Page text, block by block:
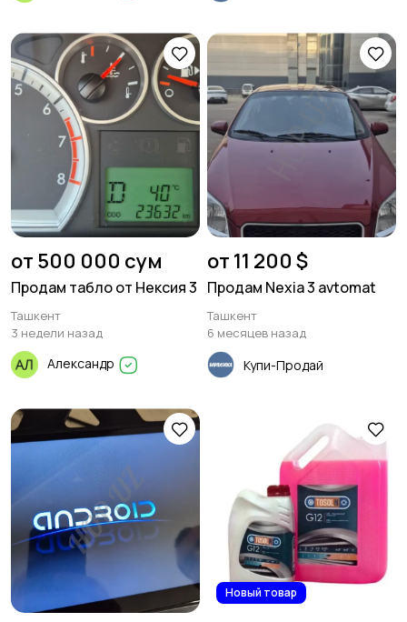
от 500 000 сум
Продам табло от Нексия 3
Ташкент
3 недели назад
Александр
от 11 200 $
Продам Nexia 3 avtomat
Ташкент
6 месяцев назад
Купи-Продай
Новый товар